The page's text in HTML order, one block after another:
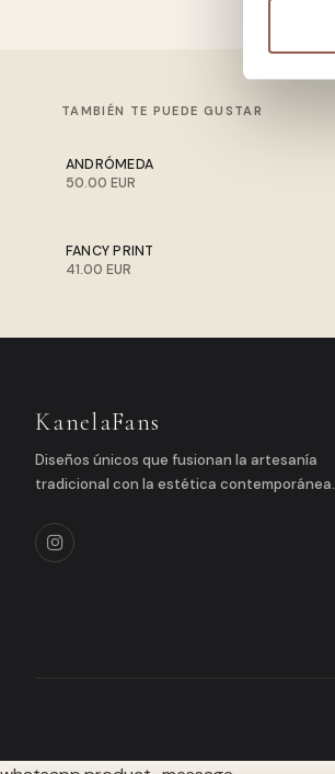
TAMBIÉN TE PUEDE GUSTAR
ANDRÓMEDA
50.00 EUR
FANCY PRINT
41.00 EUR
KanelaFans
Diseños únicos que fusionan la artesanía
tradicional con la estética contemporánea.